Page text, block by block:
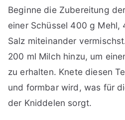
Beginne die Zubereitung
einer Schüssel 400 g Mehl,
Salz miteinander
200 ml Milch hinzu, um
zu erhalten. Knete diesen
und formbar wird, was für
der Kniddelen sorgt.